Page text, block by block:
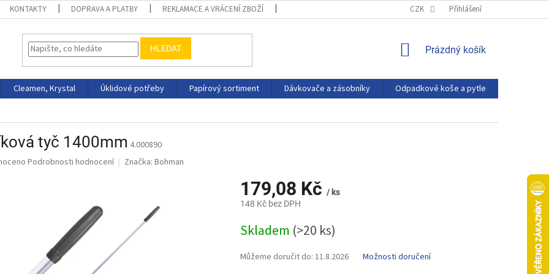
KONTAKTY DOPRAVA A PLATBY REKLAMACE A VRÁCENÍ ZBOŽÍ PODMÍNKY OCHRANY OSOBNÍCH ÚDAJŮ
CZK Přihlášení
HLEDAT
NÁKUPNÍ
Prázdný košík
Cleamen, Krystal Úklidové potřeby Papírový sortiment Dávkovače a zásobníky Odpadkové koše a pytle
tyč 1400mm 4.000890
Podrobnosti hodnocení Značka: Bohman
179,08 Kč / ks
148 Kč bez DPH
cena:
Skladem (>20 ks)
Můžeme doručit do: 11.8.2026 Možnosti doručení